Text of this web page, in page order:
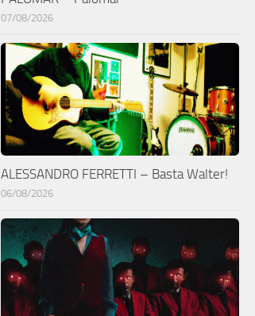
07/08/2026
ALESSANDRO FERRETTI – Basta Walter!
06/08/2026